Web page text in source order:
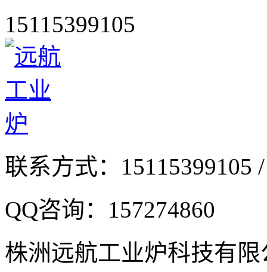
15115399105
联系方式： 15115399105
QQ咨询： 157274860
株洲远航工业炉科技有限